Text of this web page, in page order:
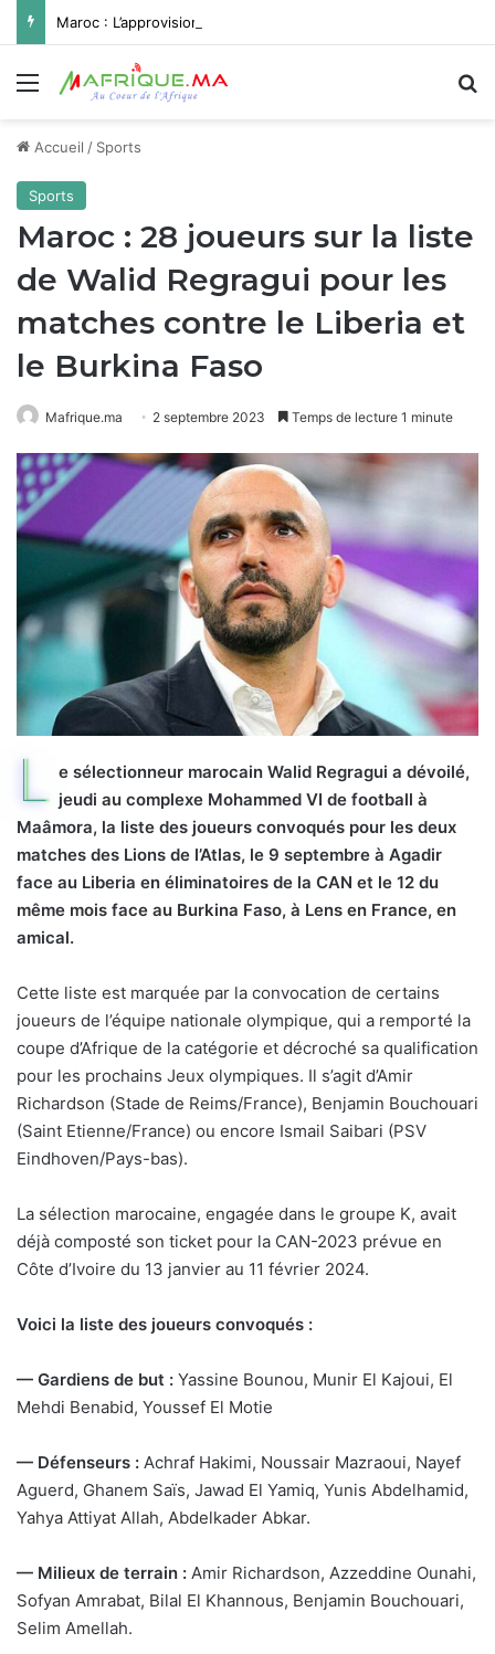
Menu
Accueil / Sports
Sports
Maroc : 28 joueurs sur la liste
de Walid Regragui pour les
matches contre le Liberia et
le Burkina Faso
Mafrique.ma 2 septembre 2023 Temps de lecture 1 minute
L e sélectionneur marocain Walid Regragui a dévoilé,
jeudi au complexe Mohammed VI de football à
Maâmora, la liste des joueurs convoqués pour les deux
matches des Lions de l’Atlas, le 9 septembre à Agadir
face au Liberia en éliminatoires de la CAN et le 12 du
même mois face au Burkina Faso, à Lens en France, en
amical.
Cette liste est marquée par la convocation de certains
joueurs de l’équipe nationale olympique, qui a remporté la
coupe d’Afrique de la catégorie et décroché sa qualification
pour les prochains Jeux olympiques. Il s’agit d’Amir
Richardson (Stade de Reims/France), Benjamin Bouchouari
(Saint Etienne/France) ou encore Ismail Saibari (PSV
Eindhoven/Pays-bas).
La sélection marocaine, engagée dans le groupe K, avait
déjà composté son ticket pour la CAN-2023 prévue en
Côte d’Ivoire du 13 janvier au 11 février 2024.
Voici la liste des joueurs convoqués :
— Gardiens de but : Yassine Bounou, Munir El Kajoui, El
Mehdi Benabid, Youssef El Motie
— Défenseurs : Achraf Hakimi, Noussair Mazraoui, Nayef
Aguerd, Ghanem Saïs, Jawad El Yamiq, Yunis Abdelhamid,
Yahya Attiyat Allah, Abdelkader Abkar.
— Milieux de terrain : Amir Richardson, Azzeddine Ounahi,
Sofyan Amrabat, Bilal El Khannous, Benjamin Bouchouari,
Selim Amellah.